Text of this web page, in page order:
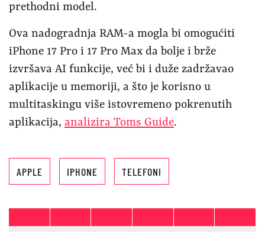
prethodni model.
Ova nadogradnja RAM-a mogla bi omogućiti
iPhone 17 Pro i 17 Pro Max da bolje i brže
izvršava AI funkcije, već bi i duže zadržavao
aplikacije u memoriji, a što je korisno u
multitaskingu više istovremeno pokrenutih
aplikacija, analizira Toms Guide.
APPLE IPHONE TELEFONI